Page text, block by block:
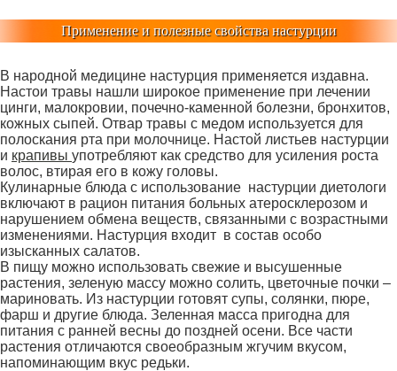
Применение и полезные свойства настурции
В народной медицине настурция применяется издавна.
Настои травы нашли широкое применение при лечении
цинги, малокровии, почечно-каменной болезни, бронхитов,
кожных сыпей. Отвар травы с медом используется для
полоскания рта при молочнице. Настой листьев настурции
и крапивы употребляют как средство для усиления роста
волос, втирая его в кожу головы.
Кулинарные блюда с использование настурции диетологи
включают в рацион питания больных атеросклерозом и
нарушением обмена веществ, связанными с возрастными
изменениями. Настурция входит в состав особо
изысканных салатов.
В пищу можно использовать свежие и высушенные
растения, зеленую массу можно солить, цветочные почки –
мариновать. Из настурции готовят супы, солянки, пюре,
фарш и другие блюда. Зеленная масса пригодна для
питания с ранней весны до поздней осени. Все части
растения отличаются своеобразным жгучим вкусом,
напоминающим вкус редьки.